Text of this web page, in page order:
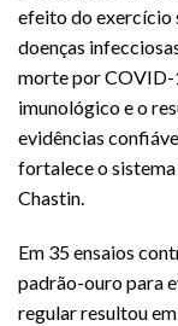
efeito do exercício
doenças
morte por COVID-
imunológico e o
evidências
fortalece o sistema
Chastin.
Em 35 ensaios
padrão-ouro para
regular resultou